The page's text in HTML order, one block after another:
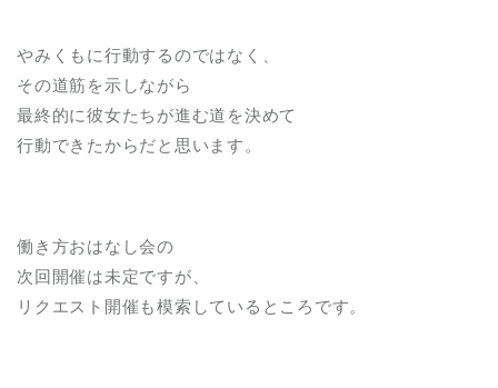
やみくもに行動するのではなく、
その道筋を示しながら
最終的に彼女たちが進む道を決めて
行動できたからだと思います。
働き方おはなし会の
次回開催は未定ですが、
リクエスト開催も模索しているところです。